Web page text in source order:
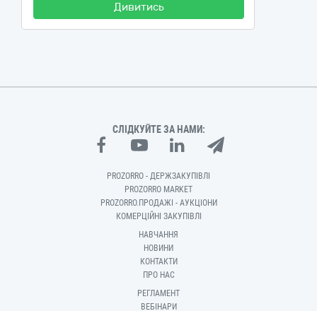
Дивитись
СЛІДКУЙТЕ ЗА НАМИ:
PROZORRO - ДЕРЖЗАКУПІВЛІ
PROZORRO MARKET
PROZORRO.ПРОДАЖІ - АУКЦІОНИ
КОМЕРЦІЙНІ ЗАКУПІВЛІ
НАВЧАННЯ
НОВИНИ
КОНТАКТИ
ПРО НАС
РЕГЛАМЕНТ
ВЕБІНАРИ